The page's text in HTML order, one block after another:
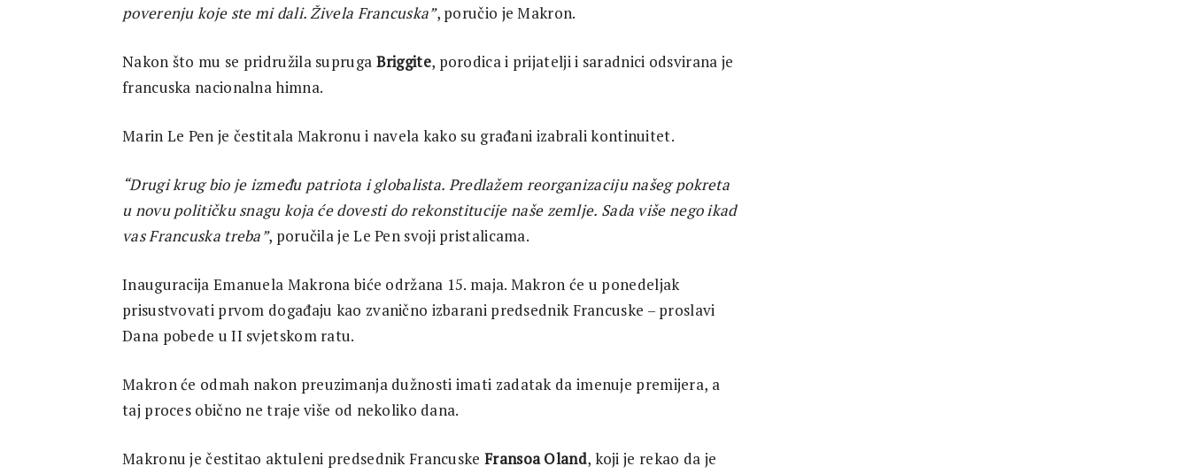
poverenju koje ste mi dali. Živela Francuska”, poručio je Makron.
Nakon što mu se pridružila supruga Briggite, porodica i prijatelji i saradnici odsvirana je
francuska nacionalna himna.
Marin Le Pen je čestitala Makronu i navela kako su građani izabrali kontinuitet.
“Drugi krug bio je između patriota i globalista. Predlažem reorganizaciju našeg pokreta
u novu političku snagu koja će dovesti do rekonstitucije naše zemlje. Sada više nego ikad
vas Francuska treba”, poručila je Le Pen svoji pristalicama.
Inauguracija Emanuela Makrona biće održana 15. maja. Makron će u ponedeljak
prisustvovati prvom događaju kao zvanično izbarani predsednik Francuske – proslavi
Dana pobede u II svjetskom ratu.
Makron će odmah nakon preuzimanja dužnosti imati zadatak da imenuje premijera, a
taj proces obično ne traje više od nekoliko dana.
Makronu je čestitao aktuleni predsednik Francuske Fransoa Oland, koji je rekao da je